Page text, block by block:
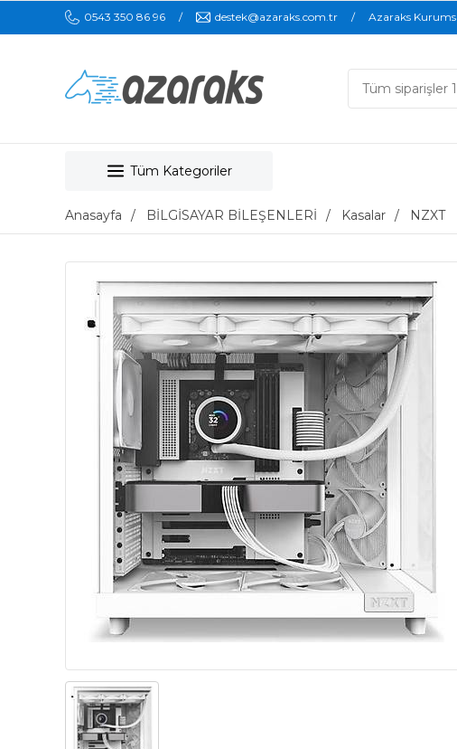
0543 350 86 96 destek@azaraks.com.tr Azaraks
Tüm Kategoriler
Anasayfa BİLGİSAYAR BİLEŞENLERİ Kasalar NZXT